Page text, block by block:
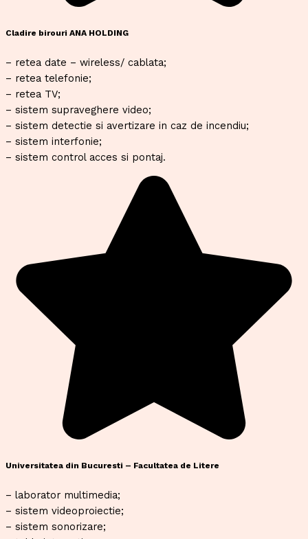
Cladire birouri ANA HOLDING
– retea date – wireless/ cablata;
– retea telefonie;
– retea TV;
– sistem supraveghere video;
– sistem detectie si avertizare in caz de incendiu;
– sistem interfonie;
– sistem control acces si pontaj.
Universitatea din Bucuresti – Facultatea de Litere
– laborator multimedia;
– sistem videoproiectie;
– sistem sonorizare;